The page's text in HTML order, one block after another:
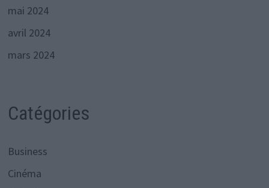
mai 2024
avril 2024
mars 2024
Catégories
Business
Cinéma